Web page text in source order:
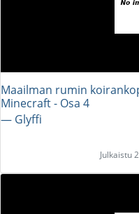
Maailman rumin
Minecraft - Osa 4
― Glyffi
Julkaistu